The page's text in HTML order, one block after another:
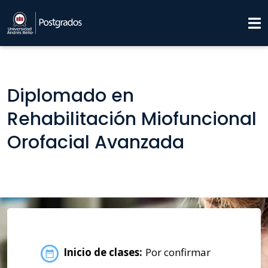
Diplomado en
Rehabilitación Miofuncional
Orofacial Avanzada
Inicio de clases: Por confirmar